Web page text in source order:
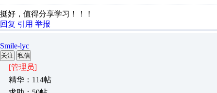
挺好，值得分享学习！！！
回复 引用 举报
Smile-lyc
关注 私信
[管理员]
精华：114帖